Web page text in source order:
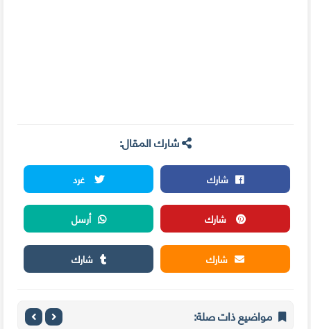
شارك المقال:
شارك
غرد
شارك
أرسل
شارك
شارك
مواضيع ذات صلة: